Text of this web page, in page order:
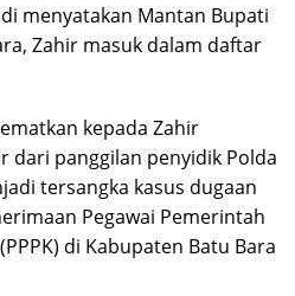
menyatakan Mantan Bupati
Zahir masuk dalam daftar
kepada Zahir
dari panggilan penyidik Polda
tersangka kasus dugaan
Pegawai Pemerintah
di Kabupaten Batu Bara